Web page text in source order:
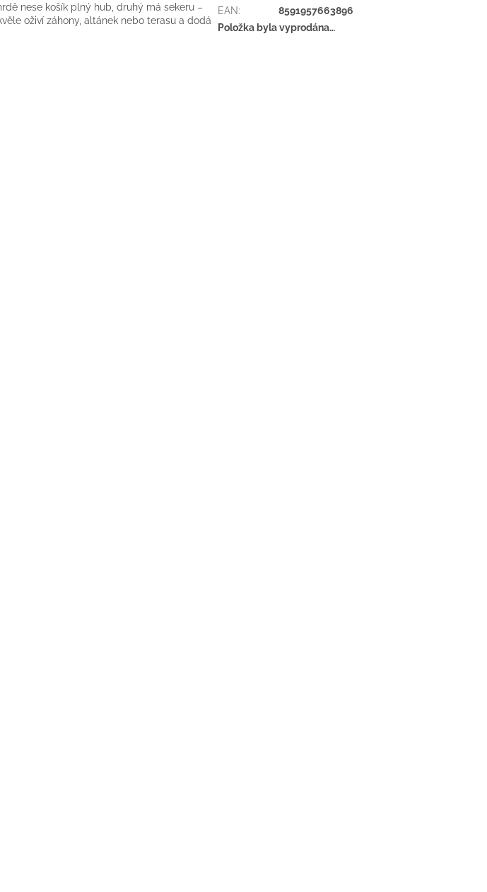
nese košík plný hub, druhý má sekeru –
oživí záhony, altánek nebo terasu a dodá
EAN:
8591957663896
Položka byla vyprodána…